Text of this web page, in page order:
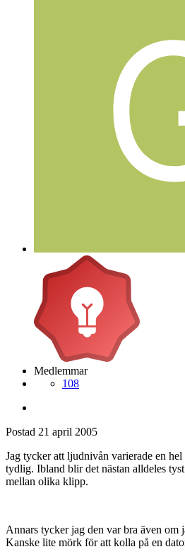
Medlemmar
108
Postad 21 april 2005
Jag tycker att ljudnivån varierade en
tydlig. Ibland blir det nästan alldeles
mellan olika klipp.
Annars tycker jag den var bra även om
Kanske lite mörk för att kolla på en